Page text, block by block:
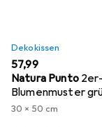
Dekokissen
EUR
57,99
Natura Punto
Blumenmuster
30 x 50 cm